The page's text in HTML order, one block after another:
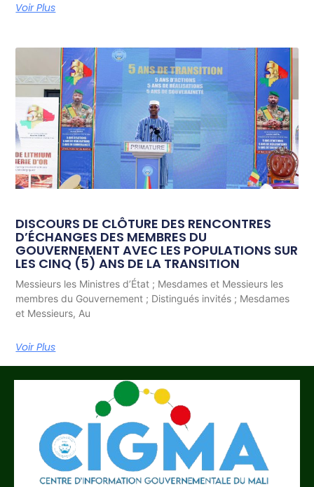
Voir Plus
DISCOURS DE CLÔTURE DES RENCONTRES
D’ÉCHANGES DES MEMBRES DU
GOUVERNEMENT AVEC LES POPULATIONS SUR
LES CINQ (5) ANS DE LA TRANSITION
Messieurs les Ministres d’État ; Mesdames et Messieurs les
membres du Gouvernement ; Distingués invités ; Mesdames
et Messieurs, Au
Voir Plus